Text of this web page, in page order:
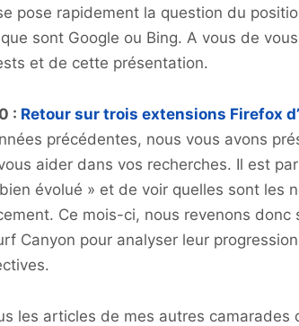
pose rapidement la question du
sont Google ou Bing. A vous de
et de cette présentation.
: Retour sur trois extensions Firefox
précédentes, nous vous avons
aider dans vos recherches. Il est
évolué » et de voir quelles sont les
Ce mois-ci, nous revenons donc
Canyon pour analyser leur
les articles de mes autres camarades